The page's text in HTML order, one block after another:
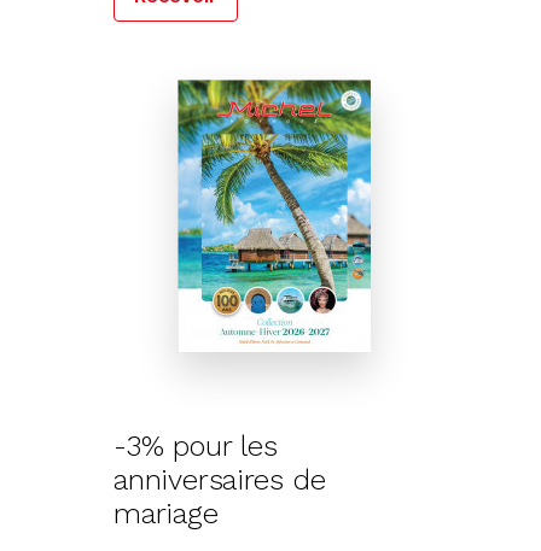
-3% pour les
anniversaires de
mariage